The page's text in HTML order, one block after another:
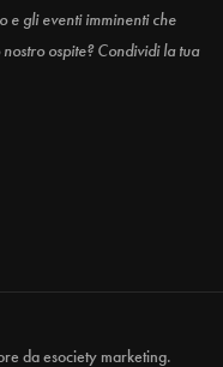
e gli eventi imminenti che
ospite? Condividi la tua
daesociety marketing.